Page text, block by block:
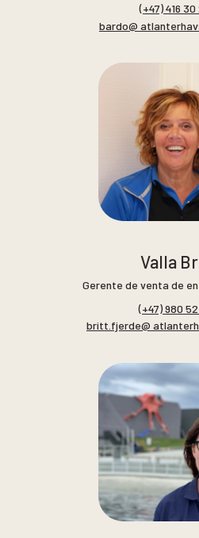
(+47) 416 30
bardo@
Valla
Gerente de venta de
(+47) 980 52
britt.fjerde@